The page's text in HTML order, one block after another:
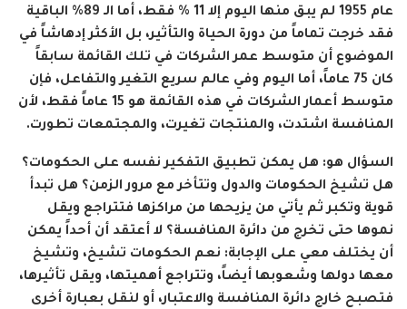
عام 1955 لم يبق منها اليوم إلا 11 % فقط، أما الـ 89% الباقية
فقد خرجت تماماً من دورة الحياة والتأثير، بل الأكثر إدهاشاً في
الموضوع أن متوسط عمر الشركات في تلك القائمة سابقاً
كان 75 عاماً، أما اليوم وفي عالم سريع التغير والتفاعل، فإن
متوسط أعمار الشركات في هذه القائمة هو 15 عاماً فقط، لأن
المنافسة اشتدت، والمنتجات تغيرت، والمجتمعات تطورت.
السؤال هو: هل يمكن تطبيق التفكير نفسه على الحكومات؟
هل تشيخ الحكومات والدول وتتأخر مع مرور الزمن؟ هل تبدأ
قوية وتكبر ثم يأتي من يزيحها من مراكزها فتتراجع ويقل
نموها حتى تخرج من دائرة المنافسة؟ لا أعتقد أن أحداً يمكن
أن يختلف معي على الإجابة: نعم الحكومات تشيخ، وتشيخ
معها دولها وشعوبها أيضاً، وتتراجع أهميتها، ويقل تأثيرها،
فتصبح خارج دائرة المنافسة والاعتبار، أو لنقل بعبارة أخرى